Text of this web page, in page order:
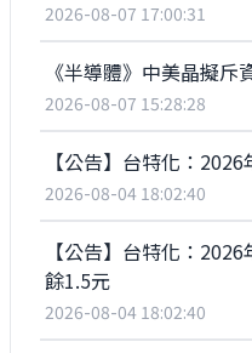
2026-08-07 17:00:31
《半導體》中美晶擬
2026-08-07 15:28:28
【公告】台特化：
2026-08-04 18:02:40
【公告】台特化：
餘1.5元
2026-08-04 18:02:40